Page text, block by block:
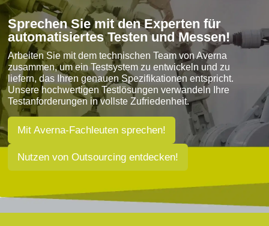
Sprechen Sie mit den Experten für
automatisiertes Testen und Messen!
Arbeiten Sie mit demtechnischen Team von Averna
zusammen, um ein Testsystem zu entwickeln und zu
liefern, das Ihren genauen Spezifikationen entspricht.
Unsere hochwertigen Testlösungen verwandeln Ihre
Testanforderungen in vollste Zufriedenheit.
Mit Averna-Fachleuten sprechen!
Nutzen von Outsourcing entdecken!